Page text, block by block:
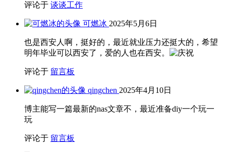
评论于 谈谈工作
可燃冰 2025年5月6日
也是西安人啊，挺好的，最近就业压力还挺大的，希望
明年毕业可以西安了，爱的人也在西安。
评论于 留言板
qingchen 2025年4月10日
博主能写一篇最新的nas文章不，最近准备diy一个玩一
玩
评论于 留言板